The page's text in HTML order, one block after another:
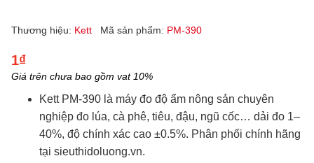
Thương hiệu: Kett Mã sản phẩm: PM-390
1₫
Giá trên chưa bao gồm vat 10%
Kett PM-390 là máy đo độ ẩm nông sản chuyên
nghiệp đo lúa, cà phê, tiêu, đậu, ngũ cốc… dải đo 1–
40%, độ chính xác cao ±0.5%. Phân phối chính hãng
tại sieuthidoluong.vn.